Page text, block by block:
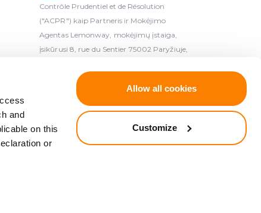
and
on this
or
Allow all cookies
Customize
Contrôle Prudentiel et de Résolution
("ACPR") kaip Partneris ir Mokėjimo
Agentas Lemonway, mokėjimų įstaiga,
įsikūrusi 8, rue du Sentier 75002 Paryžiuje,
kruporiškumo paslaugų teikėja (License
Europos Parlamento ir Tarybos*. Taip pat
Europos Parlamento ir Tarybos**.
84, 1997 03 26, 22 p.).